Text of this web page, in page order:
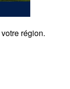
région.